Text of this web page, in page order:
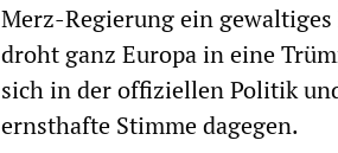
Merz-Regierung ein
droht ganz Europa in eine
sich in der offiziellen Politik
ernsthafte Stimme dagegen.